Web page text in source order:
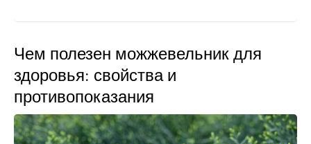
Чем полезен можжевельник для
здоровья: свойства и
противопоказания